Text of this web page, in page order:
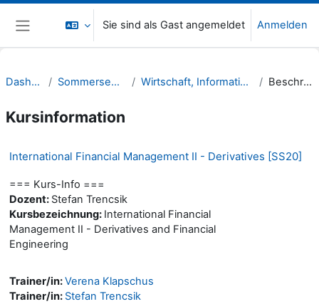
Zum Hauptinhalt
Website-Übersicht
Sie sind als Gast angemeldet Anmelden
Dashboard Sommersemester 20 Wirtschaft, Informatik, Recht (WIR) Beschreibung
Kursinformation
International Financial Management II - Derivatives [SS20]
=== Kurs-Info ===
Dozent: Stefan Trencsik
Kursbezeichnung: International Financial
Management II - Derivatives and Financial
Engineering
Trainer/in:Verena Klapschus
Trainer/in: Stefan Trencsik